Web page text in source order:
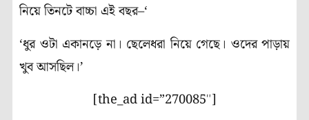
নিয়ে তিনটে বাচ্চা এই বছর–‘
‘ধুর ওটা একানড়ে না। ছেলেধরা নিয়ে গেছে। ওদের পাড়ায়
খুব আসছিল।’
[the_ad id=”270085″]